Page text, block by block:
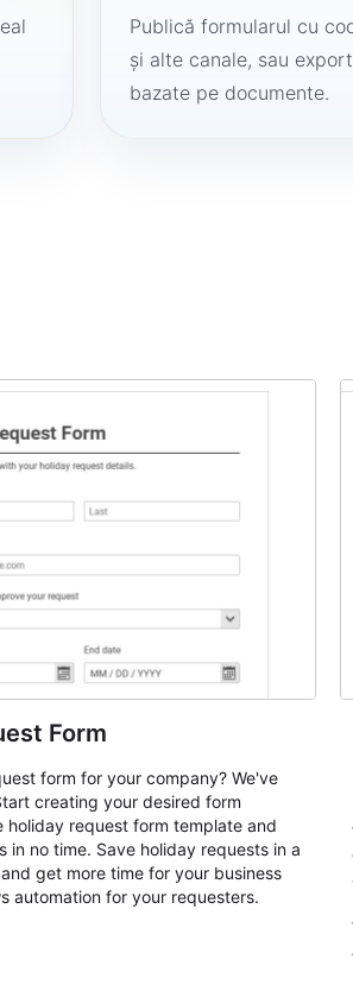
Publică formularul cu
și alte canale, sau
bazate pe documente.
Form
form for your company? We've
creating your desired form
holiday request form template and
in no time. Save holiday requests in a
get more time for your business
automation for your requesters.